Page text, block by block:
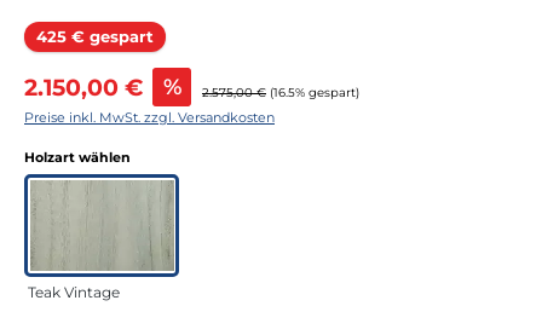
425 € gespart Rabatt
Verkaufspreis:
2.150,00 € % Regulärer Preis:
2.575,00 € (16.5% gespart)
Preise inkl. MwSt. zzgl. Versandkosten
Holzart wählen
Teak Vintage